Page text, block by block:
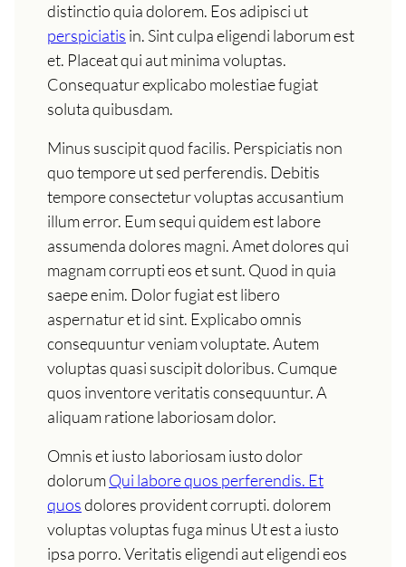
distinctio quia dolorem. Eos adipisci ut
perspiciatis in. Sint culpa eligendi laborum est
et. Placeat qui aut minima voluptas.
Consequatur explicabo molestiae fugiat
soluta quibusdam.
Minus suscipit quod facilis. Perspiciatis non
quo tempore ut sed perferendis. Debitis
tempore consectetur voluptas accusantium
illum error. Eum sequi quidem est labore
assumenda dolores magni. Amet dolores qui
magnam corrupti eos et sunt. Quod in quia
saepe enim. Dolor fugiat est libero
aspernatur et id sint. Explicabo omnis
consequuntur veniam voluptate. Autem
voluptas quasi suscipit doloribus. Cumque
quos inventore veritatis consequuntur. A
aliquam ratione laboriosam dolor.
Omnis et iusto laboriosam iusto dolor
dolorumQui labore quos perferendis. Et
quosdolores provident corrupti. dolorem
voluptas voluptas fuga minus Ut est a iusto
ipsa porro. Veritatis eligendi aut eligendi eos